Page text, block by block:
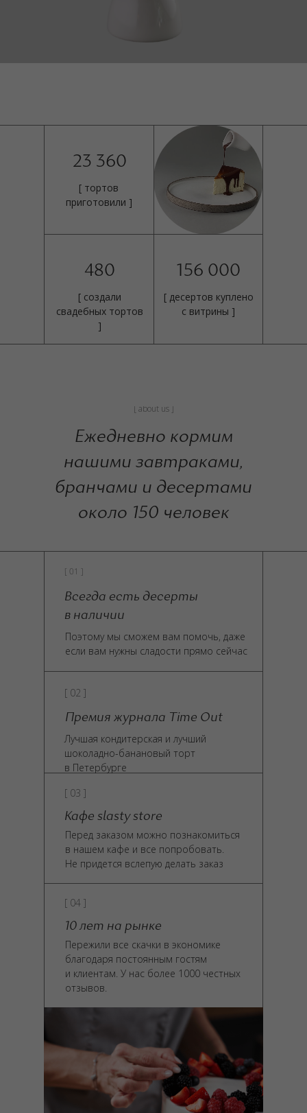
480
[ создали
свадебных тортов
]
156 000
[ десертов куплено
с витрины ]
[ тортов
приготовили ]
23 360
[ about us ]
Ежедневно кормим
нашими завтраками,
бранчами и десертами
около 150 человек
[ 01 ]
Поэтому мы сможем вам помочь, даже
если вам нужны сладости прямо сейчас
Всегда есть десерты
в наличии
[ 02 ]
Лучшая кондитерская и лучший
шоколадно-банановый торт
в Петербурге
Премия журнала Time Out
[ 03 ]
Перед заказом можно познакомиться
в нашем кафе и все попробовать.
Не придется вслепую делать заказ
Кафе slasty store
[ 04 ]
Пережили все скачки в экономике
благодаря постоянным гостям
и клиентам. У нас более 1000 честных
отзывов.
10 лет на рынке